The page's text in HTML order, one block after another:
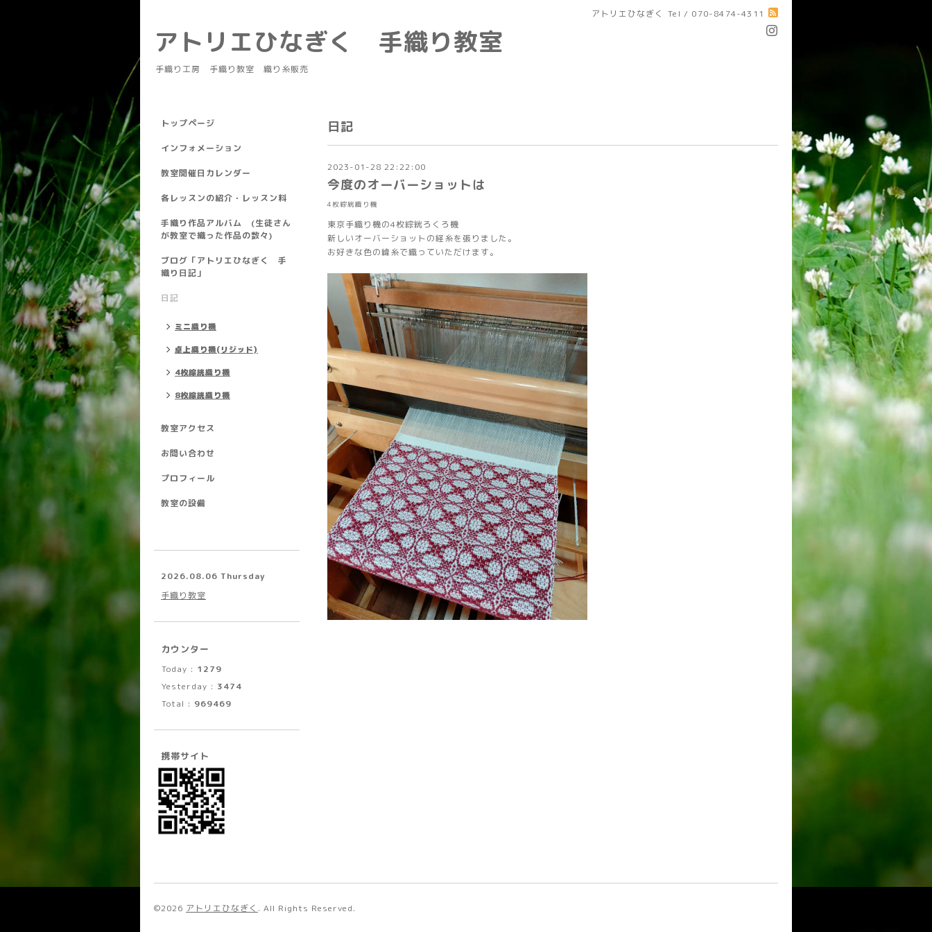
アトリエひなぎく Tel / 070-8474-4311
アトリエひなぎく 手織り教室
手織り工房 手織り教室 織り糸販売
日記
2023-01-28 22:22:00
今度のオーバーショットは
4枚綜絖織り機
東京手織り機の4枚綜絖ろくろ機
新しいオーバーショットの経糸を張りました。
お好きな色の緯糸で織っていただけます。
トップページ
インフォメーション
教室開催日カレンダー
各レッスンの紹介・レッスン料
手織り作品アルバム (生徒さん
が教室で織った作品の数々)
ブログ「アトリエひなぎく 手
織り日記」
日記
ミニ織り機
卓上織り機(リジッド)
4枚綜絖織り機
8枚綜絖織り機
教室アクセス
お問い合わせ
プロフィール
教室の設備
2026.08.06 Thursday
手織り教室
カウンター
Today : 1279
Yesterday : 3474
Total : 969469
携帯サイト
©2026 アトリエひなぎく . All Rights Reserved.